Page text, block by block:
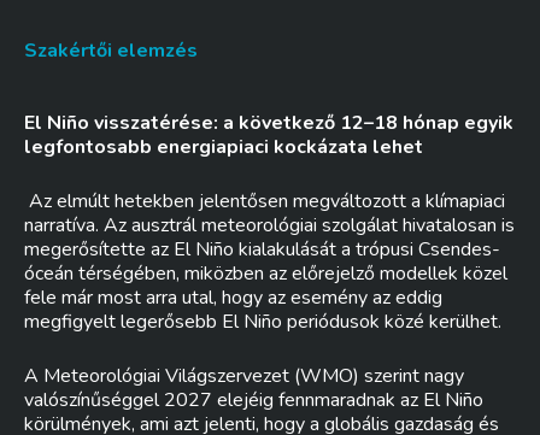
Szakértői elemzés
El Niño visszatérése: a következő 12–18 hónap egyik
legfontosabb energiapiaci kockázata lehet
Az elmúlt hetekben jelentősen megváltozott a klímapiaci
narratíva. Az ausztrál meteorológiai szolgálat hivatalosan is
megerősítette az El Niño kialakulását a trópusi Csendes-
óceán térségében, miközben az előrejelző modellek közel
fele már most arra utal, hogy az esemény az eddig
megfigyelt legerősebb El Niño periódusok közé kerülhet.
A Meteorológiai Világszervezet (WMO) szerint nagy
valószínűséggel 2027 elejéig fennmaradnak az El Niño
körülmények, ami azt jelenti, hogy a globális gazdaság és